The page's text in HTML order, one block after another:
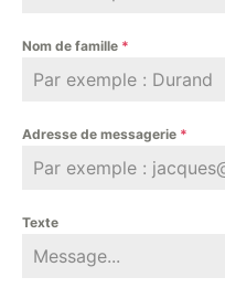
Nom de famille *
Adresse de messagerie *
Texte